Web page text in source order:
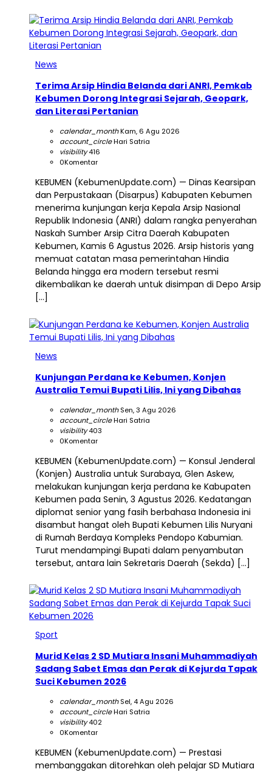
News
Terima Arsip Hindia Belanda dari ANRI, Pemkab
Kebumen Dorong Integrasi Sejarah, Geopark,
dan Literasi Pertanian
calendar_monthKam, 6 Agu 2026
account_circleHari Satria
visibility416
0Komentar
KEBUMEN (KebumenUpdate.com) — Dinas Kearsipan
dan Perpustakaan (Disarpus) Kabupaten Kebumen
menerima kunjungan kerja Kepala Arsip Nasional
Republik Indonesia (ANRI) dalam rangka penyerahan
Naskah Sumber Arsip Citra Daerah Kabupaten
Kebumen, Kamis 6 Agustus 2026. Arsip historis yang
memuat catatan masa pemerintahan Hindia
Belanda hingga era modern tersebut resmi
dikembalikan ke daerah untuk disimpan di Depo Arsip
[…]
News
Kunjungan Perdana ke Kebumen, Konjen
Australia Temui Bupati Lilis, Ini yang Dibahas
calendar_monthSen, 3 Agu 2026
account_circleHari Satria
visibility403
0Komentar
KEBUMEN (KebumenUpdate.com) — Konsul Jenderal
(Konjen) Australia untuk Surabaya, Glen Askew,
melakukan kunjungan kerja perdana ke Kabupaten
Kebumen pada Senin, 3 Agustus 2026. Kedatangan
diplomat senior yang fasih berbahasa Indonesia ini
disambut hangat oleh Bupati Kebumen Lilis Nuryani
di Rumah Berdaya Kompleks Pendopo Kabumian.
Turut mendampingi Bupati dalam penyambutan
tersebut, antara lain Sekretaris Daerah (Sekda) […]
Sport
Murid Kelas 2 SD Mutiara Insani Muhammadiyah
Sadang Sabet Emas dan Perak di Kejurda Tapak
Suci Kebumen 2026
calendar_monthSel, 4 Agu 2026
account_circleHari Satria
visibility402
0Komentar
KEBUMEN (KebumenUpdate.com) — Prestasi
membanggakan ditorehkan oleh pelajar SD Mutiara